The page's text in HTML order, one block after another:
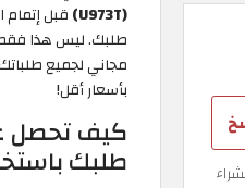
(U973T)
طلبك. ليس هذا
مجاني لجميع
بأسعار أقل!
كيف تحصل
طلبك